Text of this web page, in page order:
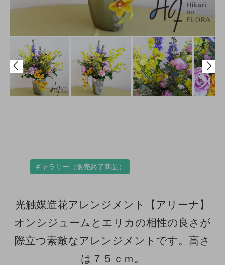
ギャラリー（販売終了商品）
光触媒造花アレンジメント【アリーナ】
オンシジュームとエリカの相性の良さが
際立つ素敵なアレンジメントです。高さ
は７５ｃｍ。